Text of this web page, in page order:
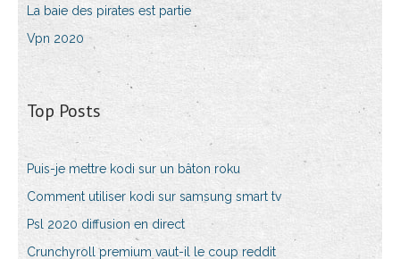
La baie des pirates est partie
Vpn 2020
Top Posts
Puis-je mettre kodi sur un bâton roku
Comment utiliser kodi sur samsung smart tv
Psl 2020 diffusion en direct
Crunchyroll premium vaut-il le coup reddit